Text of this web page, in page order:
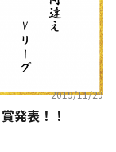
2019/11/29
発表！！